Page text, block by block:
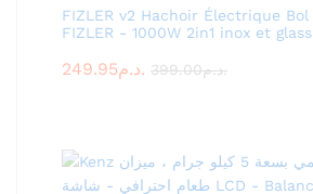
FIZLER v2 Hachoir Électrique Bol
FIZLER - 1000W 2in1 inox et
249.95 د.م. 399.00 د.م.